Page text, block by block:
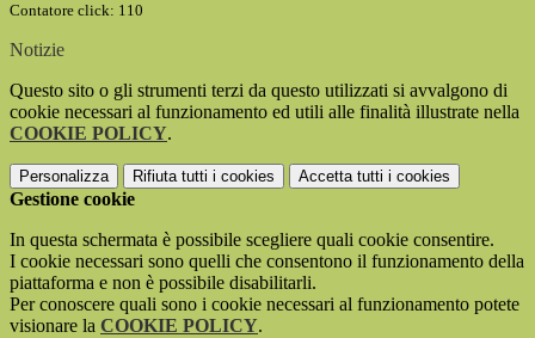
Contatore click: 110
Notizie
Questo sito o gli strumenti terzi da questo utilizzati si avvalgono di
cookie necessari al funzionamento ed utili alle finalità illustrate nella
COOKIE POLICY.
Personalizza Rifiuta tutti i cookies Accetta tutti i cookies
Gestione cookie
In questa schermata è possibile scegliere quali cookie consentire.
I cookie necessari sono quelli che consentono il funzionamento della
piattaforma e non è possibile disabilitarli.
Per conoscere quali sono i cookie necessari al funzionamento potete
visionare la COOKIE POLICY.